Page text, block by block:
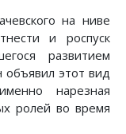
на ниве
и роспуск
развитием
этот вид
нарезная
ролей во время